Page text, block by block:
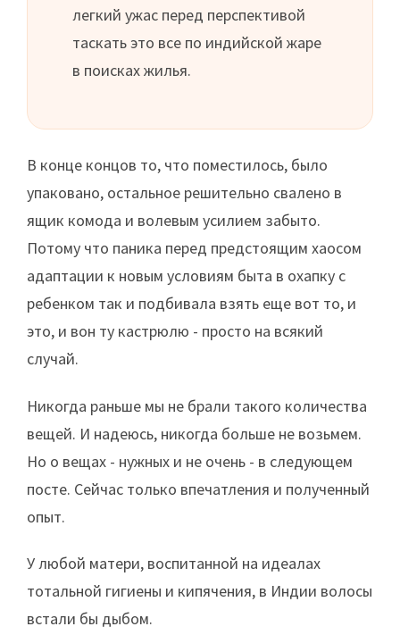
легкий ужас перед перспективой
таскать это все по индийской жаре
в поисках жилья.
В конце концов то, что поместилось, было
упаковано, остальное решительно свалено в
ящик комода и волевым усилием забыто.
Потому что паника перед предстоящим хаосом
адаптации к новым условиям быта в охапку с
ребенком так и подбивала взять еще вот то, и
это, и вон ту кастрюлю - просто на всякий
случай.
Никогда раньше мы не брали такого количества
вещей. И надеюсь, никогда больше не возьмем.
Но о вещах - нужных и не очень - в следующем
посте. Сейчас только впечатления и полученный
опыт.
У любой матери, воспитанной на идеалах
тотальной гигиены и кипячения, в Индии волосы
встали бы дыбом.